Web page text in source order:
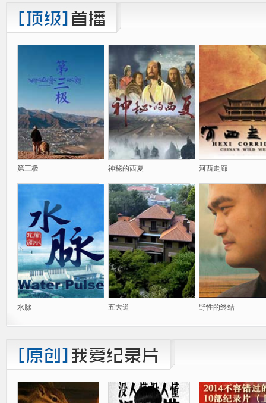
第三极 神秘的西夏 河西走廊
水脉 五大道 野性的终结